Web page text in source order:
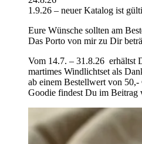
1.9.26 – neuer Katalog ist
Eure Wünsche sollten am
Das Porto von mir zu Dir
Vom 14.7. – 31.8.26 erhältst
martimes Windlichtset als
ab einem Bestellwert von
Goodie findest Du im Beitrag